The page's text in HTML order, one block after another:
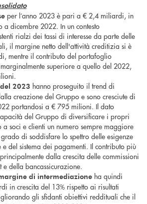
per l’anno 2023 è pari a € 2,4 miliardi, in
a dicembre 2022. In un contesto
rialzi dei tassi di interesse da parte delle
il margine netto dell'attività creditizia si è
mentre il contributo del portafoglio
superiore a quello del 2022,
del 2023 hanno proseguito il trend di
creazione del Gruppo e sono cresciute di
portandosi a € 795 milioni. Il dato
del Gruppo di diversificare i propri
soci e clienti un numero sempre maggiore
di soddisfare lo spettro delle esigenze
del sistema dei pagamenti. Il contributo più
dalla crescita delle commissioni
e della bancassicurazione.
di intermediazione ha quindi
in crescita del 13% rispetto ai risultati
gli sfidanti obiettivi reddituali che il